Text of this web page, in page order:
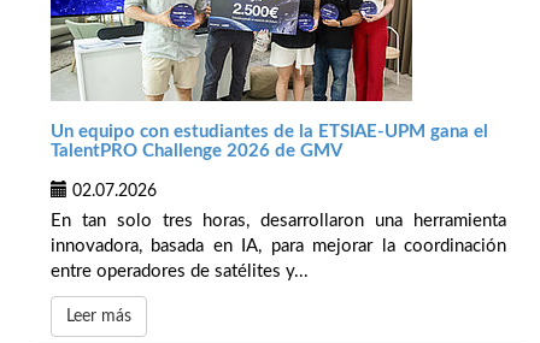
Un equipo con estudiantes de la ETSIAE-UPM gana el
TalentPRO Challenge 2026 de GMV
02.07.2026
En tan solo tres horas, desarrollaron una herramienta
innovadora, basada en IA, para mejorar la coordinación
entre operadores de satélites y...
Leer más